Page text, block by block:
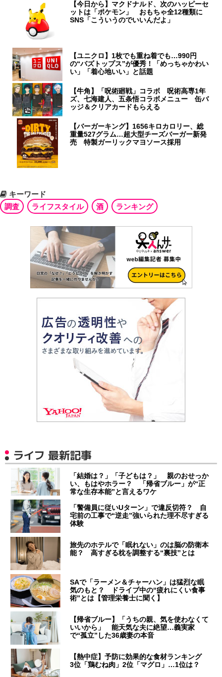
【今日から】マクドナルド、次のハッピーセ
ットは「ポケモン」 おもちゃ全12種類に
SNS「こういうのでいいんだよ」
【ユニクロ】1枚でも重ね着でも…990円
の“バズトップス”が優秀！「めっちゃかわい
い」「着心地いい」と話題
【牛角】「呪術廻戦」コラボ 呪術高専1年
ズ、七海建人、五条悟コラボメニュー 缶バ
ッジ＆クリアカードもらえる
【バーガーキング】1656キロカロリー、総
重量527グラム…超大型チーズバーガー新発
売 特製ガーリックマヨソース採用
キーワード
調査
ライフスタイル 酒 ランキング
ライフ 最新記事
「結婚は？」「子どもは？」 親のおせっか
い、もはやホラー？ 「帰省ブルー」が“正
常な生存本能”と言えるワケ
「警備員に従いUターン」で違反切符？ 自
宅前の工事で“逆走”強いられた理不尽すぎる
体験
旅先のホテルで「眠れない」のは脳の防衛本
能？ 高すぎる枕を調整する“裏技”とは
SAで「ラーメン＆チャーハン」は猛烈な眠
気のもと？ ドライブ中の“疲れにくい食事
術”とは【管理栄養士に聞く】
【帰省ブルー】「うちの親、気を使わなくて
いいから」 能天気な夫に絶望…義実家
で“孤立”した36歳妻の本音
【熱中症】予防に効果的な食材ランキング
3位「鶏むね肉」2位「マグロ」…1位は？